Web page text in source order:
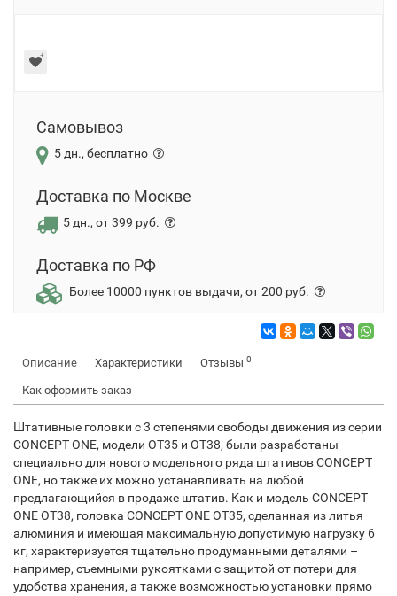
Самовывоз
5 дн., бесплатно
Доставка по Москве
5 дн., от 399 руб.
Доставка по РФ
Более 10000 пунктов выдачи, от 200 руб.
Описание Характеристики Отзывы 0
Как оформить заказ
Штативные головки с 3 степенями свободы движения из серии
CONCEPT ONE, модели OT35 и OT38, были разработаны
специально для нового модельного ряда штативов CONCEPT
ONE, но также их можно устанавливать на любой
предлагающийся в продаже штатив. Как и модель CONCEPT
ONE OT38, головка CONCEPT ONE OT35, сделанная из литья
алюминия и имеющая максимальную допустимую нагрузку 6
кг, характеризуется тщательно продуманными деталями –
например, съемными рукоятками с защитой от потери для
удобства хранения, а также возможностью установки прямо